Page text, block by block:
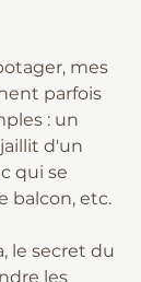
mes
parfois
: un
d'un
qui se
balcon, etc.
le secret du
les